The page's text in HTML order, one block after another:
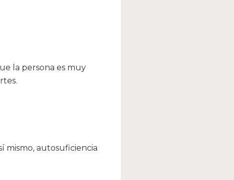
la persona es muy
mismo, autosuficiencia